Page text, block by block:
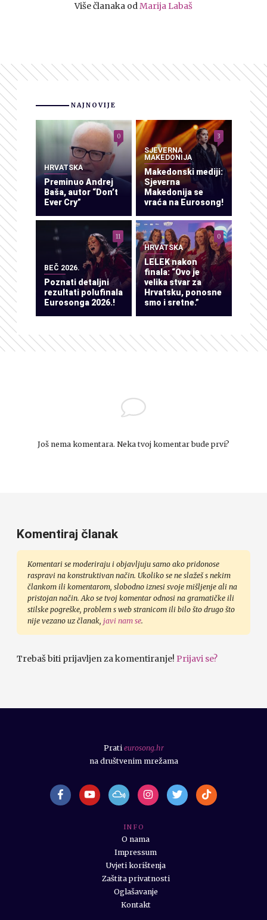
Više članaka odMarija Labaš
NAJNOVIJE
HRVATSKA
Preminuo Andrej
Baša, autor “Don’t
Ever Cry”
0
SJEVERNA
MAKEDONIJA
Makedonski mediji:
Sjeverna
Makedonija se
vraća na Eurosong!
3
BEČ 2026.
Poznati detaljni
rezultati polufinala
Eurosonga 2026.!
11
HRVATSKA
LELEK nakon
finala: “Ovo je
velika stvar za
Hrvatsku, ponosne
smo i sretne.”
0
Još nema komentara. Neka tvoj komentar bude prvi?
Komentiraj članak
Komentari se moderiraju i objavljuju samo ako pridonose
raspravi na konstruktivan način. Ukoliko se ne slažeš s nekim
člankom ili komentarom, slobodno iznesi svoje mišljenje ali na
pristojan način. Ako se tvoj komentar odnosi na gramatičke ili
stilske pogreške, problem s web stranicom ili bilo što drugo što
nije vezano uz članak, javi nam se.
Trebaš biti prijavljen za komentiranje! Prijavi se?
I N F O
O nama
Impressum
Uvjeti korištenja
Zaštita privatnosti
Oglašavanje
Kontakt
Prati eurosong.hr
na društvenim mrežama